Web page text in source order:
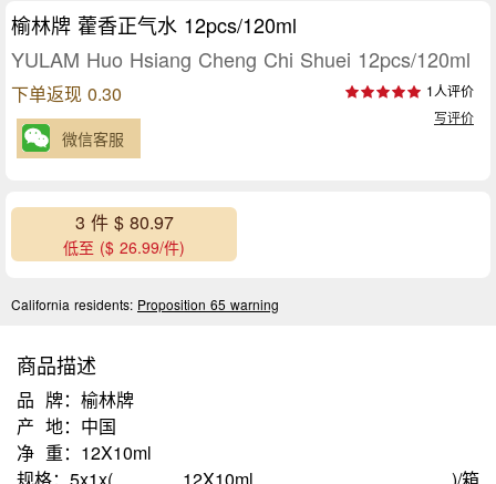
榆林牌 藿香正气水 12pcs/120ml
YULAM Huo Hsiang Cheng Chi Shuei 12pcs/120ml
下单返现 0.30
1人评价
写评价
微信客服
3 件 $ 80.97
低至 ($ 26.99/件)
California residents: Proposition 65 warning
商品描述
品 牌：榆林牌
产 地：中国
净 重：12X10ml
规格：5x1x(
12X10ml
)/箱